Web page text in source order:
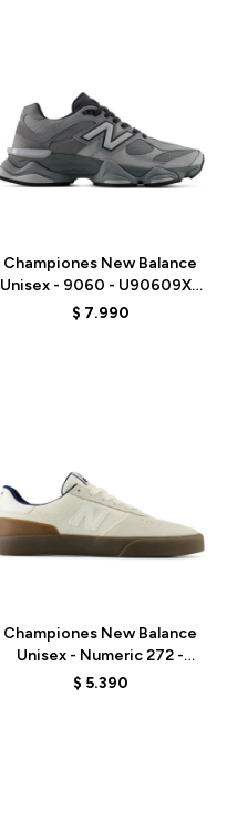
Championes New Balance
Unisex - 9060 - U90609XS
- GREY
$ 7.990
Championes New Balance
Unisex - Numeric 272 -
UN272WDG - BEIGE
$ 5.390